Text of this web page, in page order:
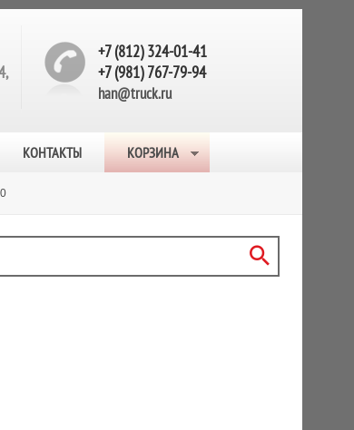
+7 (812) 324-01-41
+7 (981) 767-79-94
han@truck.ru
КОНТАКТЫ КОРЗИНА